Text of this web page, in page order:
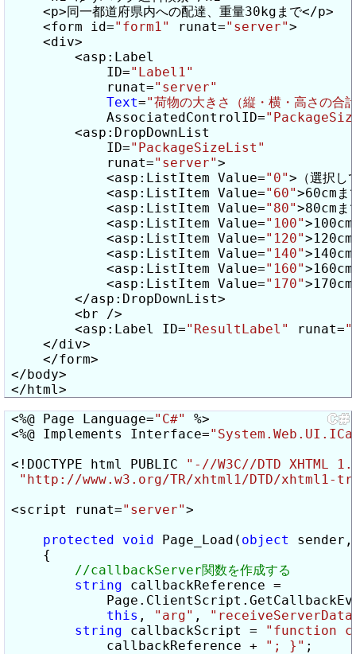
    <p>同一都道府県内への配達、重量30kgまで</p>
    <form id=
"form1" runat="server">
    <div>
        <asp:Label
            ID=
"Label1"
            runat=
"server"
Text="荷物の大きさ（縦・横・高さの
            AssociatedControlID=
        <asp:DropDownList
            ID=
"PackageSizeList"
            runat=
"server">
            <asp:ListItem Value=
"0">（選択
            <asp:ListItem Value=
"60">60cm
            <asp:ListItem Value=
"80">80cm
            <asp:ListItem Value=
"100"
            <asp:ListItem Value=
"120"
            <asp:ListItem Value=
"140"
            <asp:ListItem Value=
"160"
            <asp:ListItem Value=
"170"
        </asp:DropDownList>
        <br />
        <asp:Label ID=
"ResultLabel" runat=
    </div>
    </form>
</body>
</html>
<%@ Page Language="C#"
%>
<%@ Implements Interface=
<!DOCTYPE html PUBLIC
"-//W3C//DTD XHTML
"http://www.w3.org/TR/xhtml1/DTD/
<script runat="server">
protected
void Page_Load( object
    {
string callbackReference =
this , "arg" ,
string callbackScript =
"function
            callbackReference +
"; }" ;